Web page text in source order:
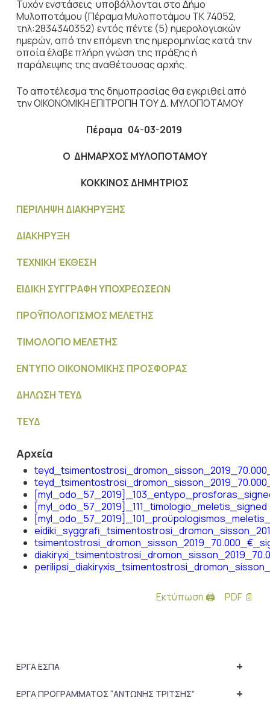
Τυχόν ενστάσεις υποβάλλονται στο Δήμο
Μυλοποτάμου (Πέραμα Μυλοποτάμου ΤΚ 74052,
τηλ:2834340352) εντός πέντε (5) ημερολογιακών
ημερών, από την επόμενη της ημερομηνίας κατά την
οποία έλαβε πλήρη γνώση της πράξης ή
παράλειψης της αναθέτουσας αρχής.
Το αποτέλεσμα της δημοπρασίας θα εγκριθεί από
την ΟΙΚΟΝΟΜΙΚΗ ΕΠΙΤΡΟΠΗ ΤΟΥ Δ. ΜΥΛΟΠΟΤΑΜΟΥ
Πέραμα 04-03-2019
Ο ΔΗΜΑΡΧΟΣ ΜΥΛΟΠΟΤΑΜΟΥ
ΚΟΚΚΙΝΟΣ ΔΗΜΗΤΡΙΟΣ
ΠΕΡΙΛΗΨΗ ΔΙΑΚΗΡΥΞΗΣ
ΔΙΑΚΗΡΥΞΗ
ΤΕΧΝΙΚΗ ΈΚΘΕΣΗ
ΕΙΔΙΚΗ ΣΥΓΓΡΑΦΗ ΥΠΟΧΡΕΩΣΕΩΝ
ΠΡΟΫΠΟΛΟΓΙΣΜΟΣ MΕΛΕΤΗΣ
ΤΙΜΟΛΟΓΙΟ ΜΕΛΕΤΗΣ
ΕΝΤΥΠΟ ΟΙΚΟΝΟΜΙΚΗΣ ΠΡΟΣΦΟΡΑΣ
ΔΗΛΩΣΗ ΤΕΥΔ
ΤΕΥΔ
Αρχεία
[myl_odo_57_2019]_111_timologio_meletis_signed
Εκτύπωση 🖨 PDF 📄
+
ΕΡΓΑ ΕΣΠΑ
+
ΕΡΓΑ ΠΡΟΓΡΑΜΜΑΤΟΣ “ΑΝΤΩΝΗΣ ΤΡΙΤΣΗΣ”